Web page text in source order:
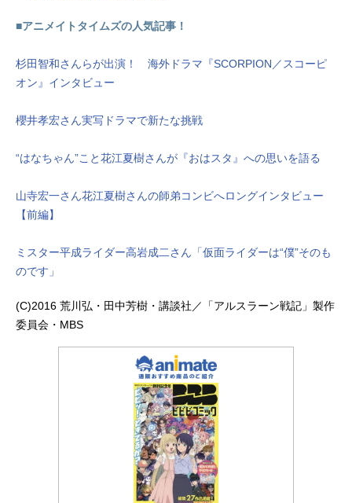
■アニメイトタイムズの人気記事！
杉田智和さんらが出演！ 海外ドラマ『SCORPION／スコーピ
オン』インタビュー
櫻井孝宏さん実写ドラマで新たな挑戦
“はなちゃん”こと花江夏樹さんが『おはスタ』への思いを語る
山寺宏一さん花江夏樹さんの師弟コンビへロングインタビュー
【前編】
ミスター平成ライダー高岩成二さん「仮面ライダーは“僕”そのも
のです」
(C)2016 荒川弘・田中芳樹・講談社／「アルスラーン戦記」製作
委員会・MBS